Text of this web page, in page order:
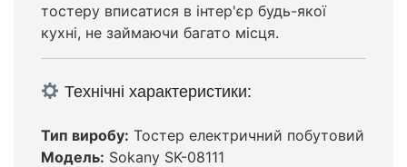
тостеру вписатися в інтер'єр будь-якої
кухні, не займаючи багато місця.
Технічні характеристики:
Тип виробу: Тостер електричний побутовий
Модель: Sokany SK-08111